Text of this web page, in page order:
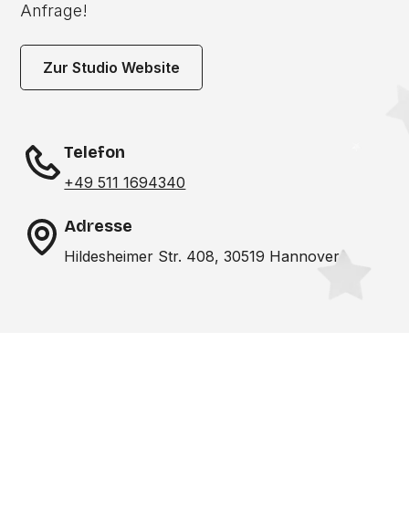
Anfrage!
Zur Studio Website
Telefon
+49 511 1694340
Adresse
Hildesheimer Str. 408, 30519 Hannover